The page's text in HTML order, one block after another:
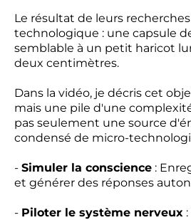
Le résultat de leurs
technologique : une capsule
semblable à un petit haricot
deux centimètres.
Dans la vidéo, je décris cet
mais une pile d'une
pas seulement une source
condensé de micro-
- Simuler la conscience :
et générer des réponses
- Piloter le système nerveux